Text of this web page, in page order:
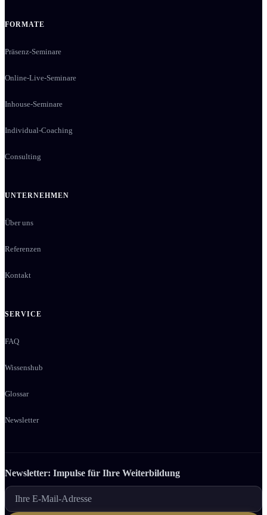
FORMATE
Präsenz-Seminare
Online-Live-Seminare
Inhouse-Seminare
Individual-Coaching
Consulting
UNTERNEHMEN
Über uns
Referenzen
Kontakt
SERVICE
FAQ
Wissenshub
Glossar
Newsletter
Newsletter: Impulse für Ihre Weiter­bildung